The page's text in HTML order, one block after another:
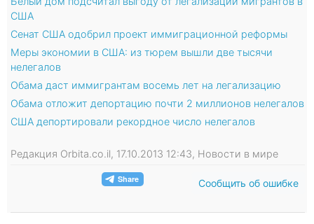
США
Сенат США одобрил проект иммиграционной реформы
Меры экономии в США: из тюрем вышли две тысячи
нелегалов
Обама даст иммигрантам восемь лет на легализацию
Обама отложит депортацию почти 2 миллионов нелегалов
США депортировали рекордное число нелегалов
Редакция Orbita.co.il, 17.10.2013 12:43, Новости в мире
Сообщить об ошибке